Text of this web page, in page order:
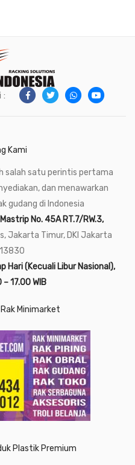
:
Kami
salah satu perintis pertama
dan menawarkan
gudang di Indonesia
Mastrip No. 45A RT.7/RW.3,
Jakarta Timur, DKI Jakarta
13830
Hari (Kecuali Libur Nasional),
17.00 WIB
Minimarket
Plastik Premium